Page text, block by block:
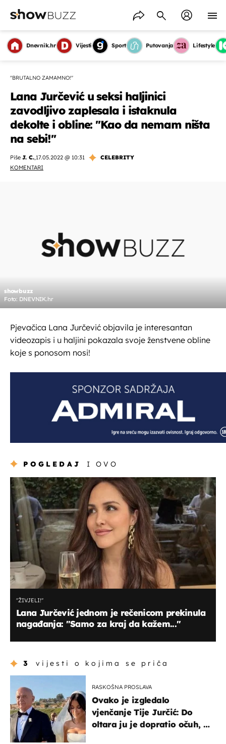
Dnevnik.hr Vijesti Sport Putovanja Lifestyle
''BRUTALNO ZAMAMNO!''
Lana Jurčević u seksi haljinici
zavodljivo zaplesala i istaknula
dekolte i obline: ''Kao da nemam ništa
na sebi!''
Piše J. C.,17.05.2022 @ 10:31
CELEBRITY
KOMENTARI
showbuzz
Foto: DNEVNIK.hr
Pjevačica Lana Jurčević objavila je interesantan
videozapis i u haljini pokazala svoje ženstvene obline
koje s ponosom nosi!
POGLEDAJ I OVO
''ŽIVJELI!''
Lana Jurčević jednom je rečenicom prekinula
nagađanja: ''Samo za kraj da kažem...''
3 vijesti o kojima se priča
RASKOŠNA PROSLAVA
Ovako je izgledalo
vjenčanje Tije Jurčić: Do
oltara ju je dopratio očuh, a